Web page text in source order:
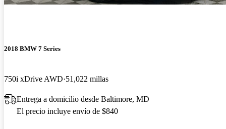
2018 BMW 7 Series
750i xDrive AWD 51,022 millas
Entrega a domicilio desde Baltimore, MD
El precio incluye envío de $840